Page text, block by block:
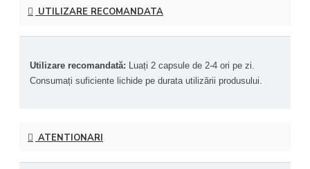
NOW® Kre-Alkalyn Creatine este certificat Informed Sport,
Această certificare garantează puritatea, siguranța și
performanță.
Beneficii principale ale produsului NOW® Sports Kre-
creșterea masei musculare slabe.
– Datorită formulei tamponate, substanța rămâne
UTILIZARE RECOMANDATA
Utilizare recomandată: Luați 2 capsule de 2-4 ori pe zi.
Consumați suficiente lichide pe durata utilizării produsului.
ATENTIONARI